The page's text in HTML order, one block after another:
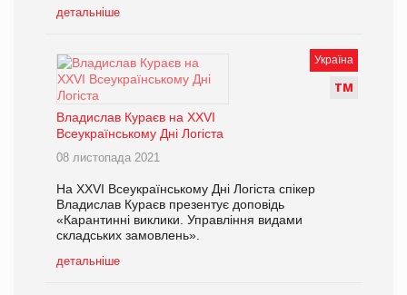
детальніше
Україна
ТМ
Владислав Кураєв на ХХVI
Всеукраїнському Дні Логіста
08 листопада 2021
На ХХVI Всеукраїнському Дні Логіста спікер
Владислав Кураєв презентує доповідь
«Карантинні виклики. Управління видами
складських замовлень».
детальніше